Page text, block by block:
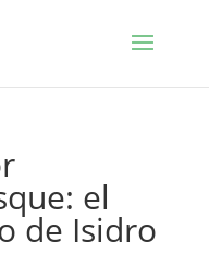
el
de Isidro